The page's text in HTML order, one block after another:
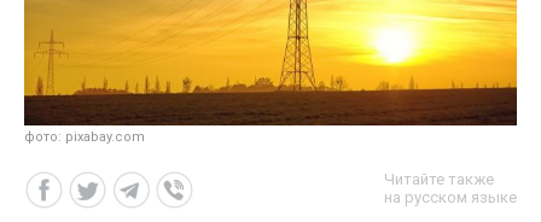
фото: pixabay.com
Читайте также
на русском языке